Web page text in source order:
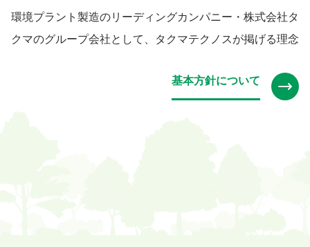
環境プラント製造のリーディングカンパニー・株式会社タ
クマのグループ会社として、タクマテクノスが掲げる理念
基本方針について